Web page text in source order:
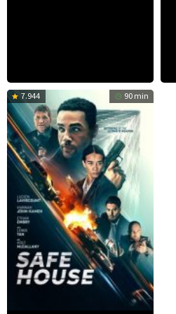
7.944 90 min